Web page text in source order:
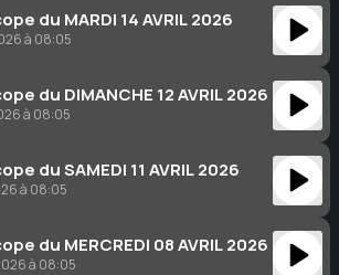
du MARDI 14 AVRIL 2026
à 08:05
du DIMANCHE 12 AVRIL 2026
à 08:05
du SAMEDI 11 AVRIL 2026
à 08:05
du MERCREDI 08 AVRIL 2026
à 08:05